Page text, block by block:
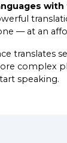
— at an
translates
complex
speaking.